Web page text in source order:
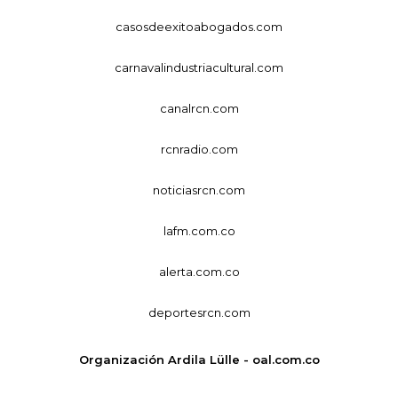
casosdeexitoabogados.com
carnavalindustriacultural.com
canalrcn.com
rcnradio.com
noticiasrcn.com
lafm.com.co
alerta.com.co
deportesrcn.com
Organización Ardila Lülle - oal.com.co